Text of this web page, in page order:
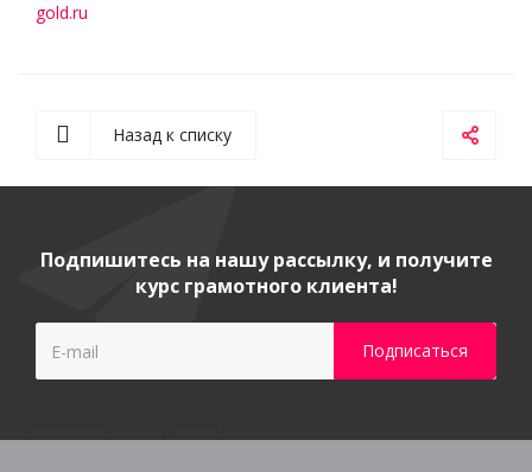
gold.ru
Назад к списку
Подпишитесь на нашу рассылку, и получите
курс грамотного клиента!